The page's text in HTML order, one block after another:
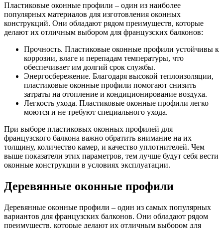
Пластиковые оконные профили – один из наиболее
популярных материалов для изготовления оконных
конструкций. Они обладают рядом преимуществ, которые
делают их отличным выбором для французских балконов:
Прочность. Пластиковые оконные профили устойчивы к
коррозии, влаге и перепадам температуры, что
обеспечивает им долгий срок службы.
Энергосбережение. Благодаря высокой теплоизоляции,
пластиковые оконные профили помогают снизить
затраты на отопление и кондиционирование воздуха.
Легкость ухода. Пластиковые оконные профили легко
моются и не требуют специального ухода.
При выборе пластиковых оконных профилей для
французского балкона важно обратить внимание на их
толщину, количество камер, и качество уплотнителей. Чем
выше показатели этих параметров, тем лучше будут себя вести
оконные конструкции в условиях эксплуатации.
Деревянные оконные профили
Деревянные оконные профили – один из самых популярных
вариантов для французских балконов. Они обладают рядом
преимуществ, которые делают их отличным выбором для